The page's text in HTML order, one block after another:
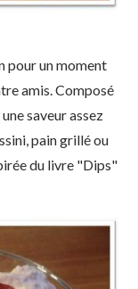
pour un moment
amis. Composé
saveur assez
pain grillé ou
du livre "Dips"